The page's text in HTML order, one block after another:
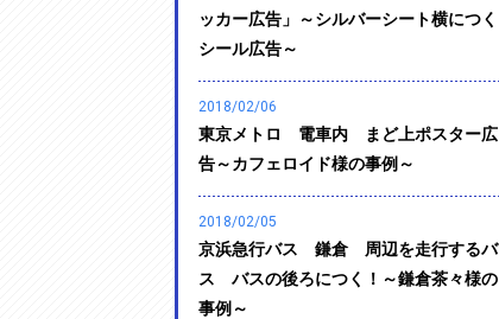
ッカー広告」～シルバーシート横につく
シール広告～
2018/02/06
東京メトロ 電車内 まど上ポスター広
告～カフェロイド様の事例～
2018/02/05
京浜急行バス 鎌倉 周辺を走行するバ
ス バスの後ろにつく！～鎌倉茶々様の
事例～